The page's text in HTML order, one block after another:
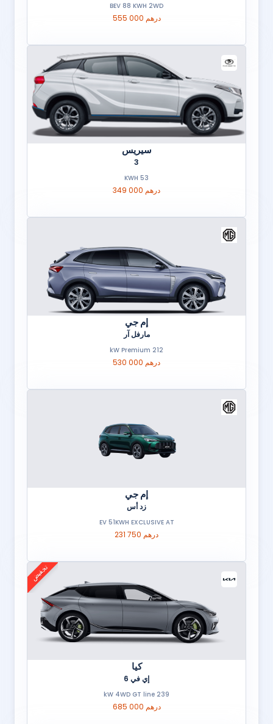
BEV 88 KWH 2WD
555 000 درهم
سيريس
3
53 KWH
349 000 درهم
إم جي
مارفل آر
212 kW Premium
530 000 درهم
إم جي
زد أس
EV 51KWH EXCLUSIVE AT
231 750 درهم
تخفيض
كيا
إي في 6
239 kW 4WD GT line
685 000 درهم